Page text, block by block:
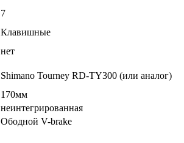
7
Клавишные
нет
Shimano Tourney RD-TY300 (или аналог)
170мм
неинтегрированная
Ободной V-brake